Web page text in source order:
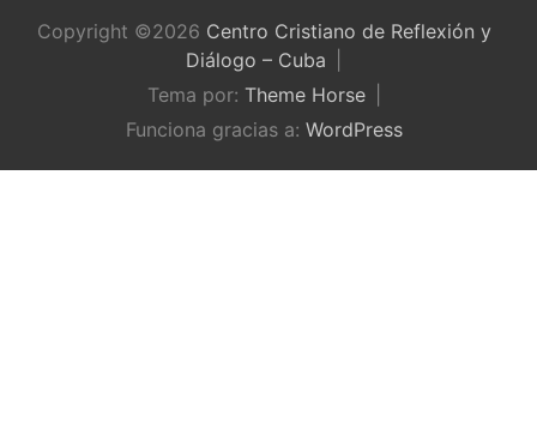
Copyright ©2026 Centro Cristiano de Reflexión y
Diálogo – Cuba
Tema por: Theme Horse
Funciona gracias a: WordPress